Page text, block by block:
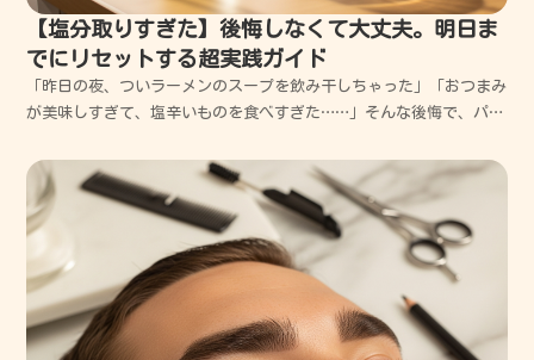
【塩分取りすぎた】後悔しなくて大丈夫。明日ま
でにリセットする超実践ガイド
「昨日の夜、ついラーメンのスープを飲み干しちゃった」「おつまみ
が美味しすぎて、塩辛いものを食べすぎた……」そんな後悔で、パン
ないでくださいね。私もかつては「塩分大好き人間」で、翌朝の自分
の顔が別人のように膨らんで絶望したことが何度もありま...